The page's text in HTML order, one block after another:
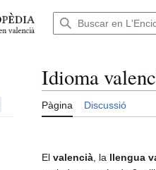
Idioma
Pàgina Discussió
El valencià , la llengua